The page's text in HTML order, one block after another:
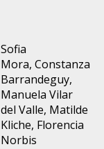
Sofia
Mora, Constanza
Barrandeguy,
Manuela Vilar
del Valle, Matilde
Kliche, Florencia
Norbis